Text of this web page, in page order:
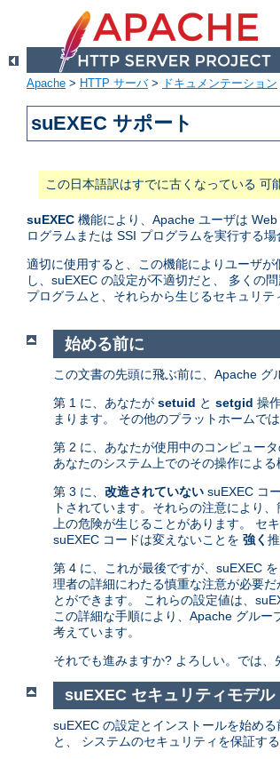
Apache > HTTP サーバ> ドキュメンテーション
suEXEC サポート
この日本語訳はすでに古くなっている 可
suEXEC 機能により、Apache ユーザは
ログラムまたは SSI プログラムを実行する
適切に使用すると、この機能によりユーザ
し、suEXEC の設定が不適切だと、 多くの
プログラムと、それらから生じるセキュリ
始める前に
この文書の先頭に飛ぶ前に、Apache グ
第 1 に、あなたが setuid と setgid 操
まります。 その他のプラットホームで
第 2 に、あなたが使用中のコンピュー
あなたのシステム上でのその操作によ
第 3 に、 改造されていない suEXEC コ
トされています。それらの注意により
上の危険が生じることがあります。 セ
suEXEC コードは変えないことを 強く
第 4 に、これが最後ですが、suEXEC
理者の詳細にわたる慎重な注意が必要
とができます。 これらの設定値は、
この詳細な手順により、Apache グル
考えています。
それでも進みますか? よろしい。では、
suEXEC セキュリティモデル
suEXEC の設定とインストールを始め
と、 システムのセキュリティを保証す